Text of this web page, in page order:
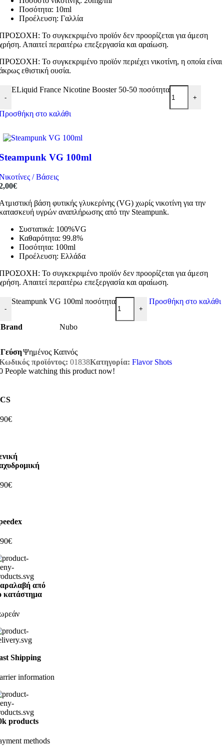
Ποσότητα: 10ml
Προέλευση: Γαλλία
Το συγκεκριμένο προϊόν δεν προορίζεται για άμεση
Απαιτεί περαιτέρω επεξεργασία και αραίωση.
Το συγκεκριμένο προϊόν περιέχει νικοτίνη, η οποία είναι
εθιστική ουσία.
-
ELiquid France Nicotine Booster 50-50 ποσότητα
+
στο καλάθι
VG 100ml
/ Βάσεις
€
βάση φυτικής γλυκερίνης (VG) χωρίς νικοτίνη για την
υγρών αναπλήρωσης από την Steampunk.
Συστατικά: 100%VG
Καθαρότητα: 99.8%
Ποσότητα: 100ml
Προέλευση: Ελλάδα
Το συγκεκριμένο προϊόν δεν προορίζεται για άμεση
Απαιτεί περαιτέρω επεξεργασία και αραίωση.
-
Steampunk VG 100ml ποσότητα
+
Προσθήκη στο καλάθι
Brand Nubo
ΓεύσηΨημένος Καπνός
προϊόντος: 01838Κατηγορία: Flavor Shots
People watching this product now!
από
κατάστημα
Shipping
information
products
methods